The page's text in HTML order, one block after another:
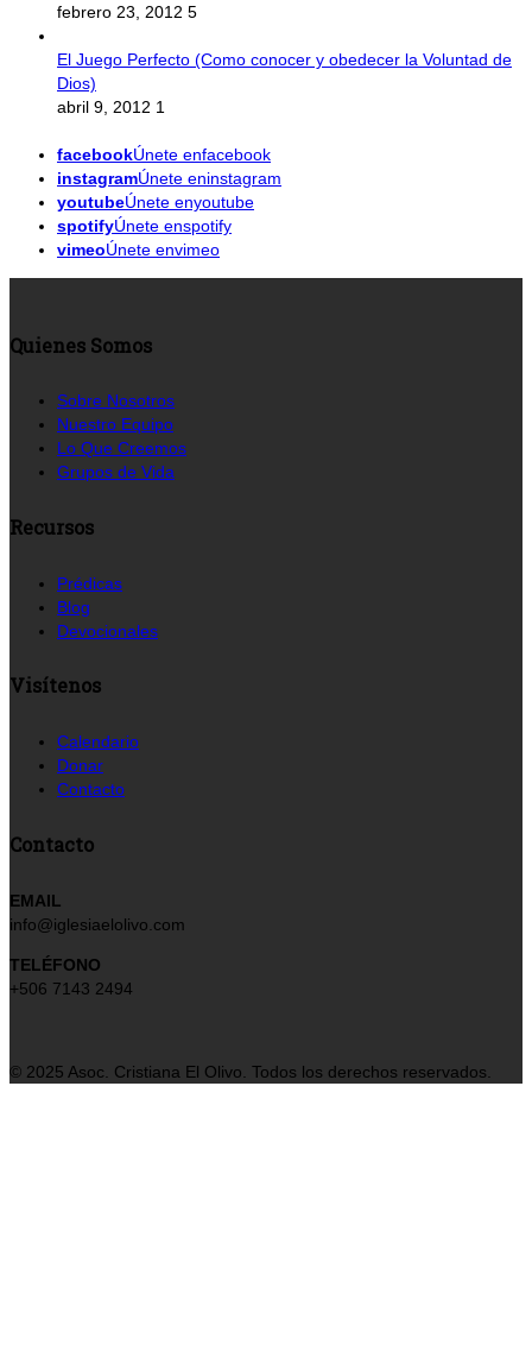
febrero 23, 2012 5
El Juego Perfecto (Como conocer y obedecer la Voluntad de
Dios)
abril 9, 2012 1
facebookÚnete enfacebook
instagramÚnete eninstagram
youtubeÚnete enyoutube
spotifyÚnete enspotify
vimeoÚnete envimeo
Quienes Somos
Sobre Nosotros
Nuestro Equipo
Lo Que Creemos
Grupos de Vida
Recursos
Prédicas
Blog
Devocionales
Visítenos
Calendario
Donar
Contacto
Contacto
EMAIL
info@iglesiaelolivo.com
TELÉFONO
+506 7143 2494
© 2025 Asoc. Cristiana El Olivo. Todos los derechos reservados.